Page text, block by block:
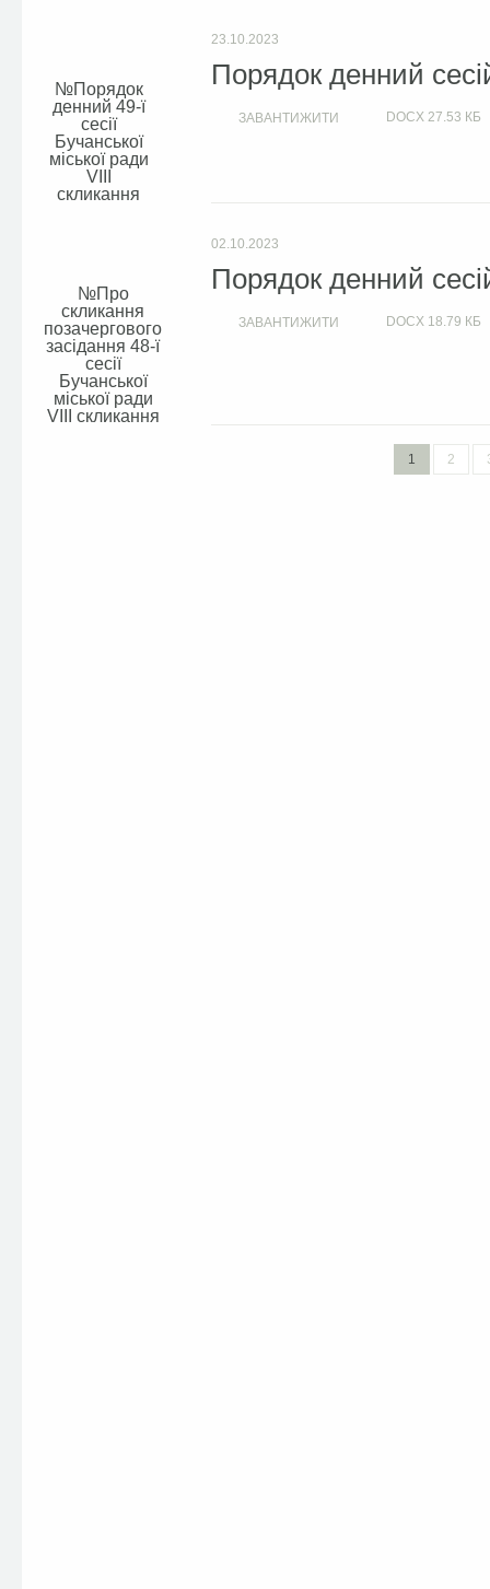
Порядок
денний 49-ї
сесії
Бучанської
міської ради
VIIІ
скликання
23.10.2023
Порядок денний
ЗАВАНТИЖИТИ DOCX 27.53 КБ
Про
скликання
позачергового
засідання 48-ї
сесії
Бучанської
міської ради
VIIІ скликання
02.10.2023
Порядок денний
ЗАВАНТИЖИТИ DOCX 18.79 КБ
1 2